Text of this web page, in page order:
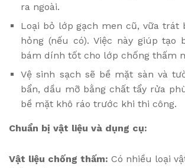
ra ngoài.
Loại bỏ lớp gạch men cũ, vữa trát
hỏng (nếu có). Việc này giúp tạo
bám dính tốt cho lớp chống thấm
Vệ sinh sạch sẽ bề mặt sàn và
bẩn, dầu mỡ bằng chất tẩy rửa
bề mặt khô ráo trước khi thi công.
Chuẩn bị vật liệu và dụng cụ:
Vật liệu chống thấm: Có nhiều loại